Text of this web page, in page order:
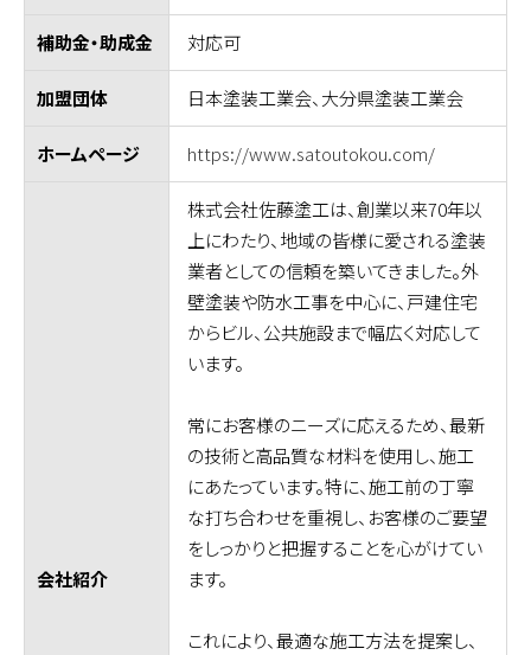
補助金・助成金 対応可
加盟団体 日本塗装工業会、大分県塗装工業会
ホームページ https://www.satoutokou.com/
会社紹介
株式会社佐藤塗工は、創業以来70年以
上にわたり、地域の皆様に愛される塗装
業者としての信頼を築いてきました。外
壁塗装や防水工事を中心に、戸建住宅
からビル、公共施設まで幅広く対応して
います。
常にお客様のニーズに応えるため、最新
の技術と高品質な材料を使用し、施工
にあたっています。特に、施工前の丁寧
な打ち合わせを重視し、お客様のご要望
をしっかりと把握することを心がけてい
ます。
これにより、最適な施工方法を提案し、